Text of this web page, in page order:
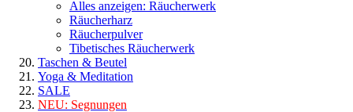
Alles anzeigen: Räucherwerk
Räucherharz
Räucherpulver
Tibetisches Räucherwerk
Taschen & Beutel
Yoga & Meditation
SALE
NEU: Segnungen